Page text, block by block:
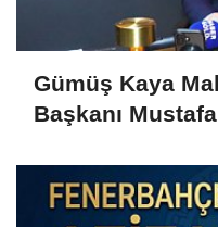
Gümüş Kaya
Başkanı